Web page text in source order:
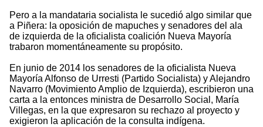
Pero a la mandataria socialista le sucedió algo similar que
a Piñera: la oposición de mapuches y senadores del ala
de izquierda de la oficialista coalición Nueva Mayoría
trabaron momentáneamente su propósito.
En junio de 2014 los senadores de la oficialista Nueva
Mayoría Alfonso de Urresti (Partido Socialista) y Alejandro
Navarro (Movimiento Amplio de Izquierda), escribieron una
carta a la entonces ministra de Desarrollo Social, María
Villegas, en la que expresaron su rechazo al proyecto y
exigieron la aplicación de la consulta indígena.